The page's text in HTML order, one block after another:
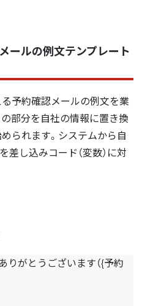
ールの例文テンプレート
る予約確認メールの例文を業
の部分を自社の情報に置き換
られます。システムから自
を差し込みコード（変数）に対
りがとうございます（{予約